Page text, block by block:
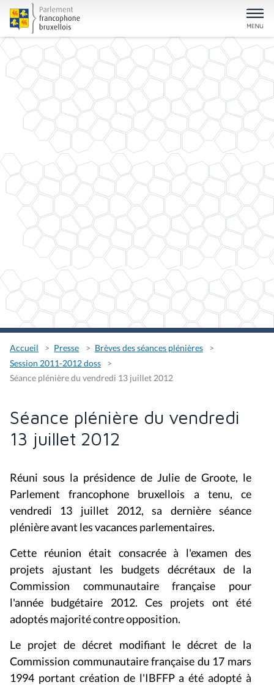
Accueil Presse
Brèves des séances plénières
Session 2011-2012 doss
Séance plénière du vendredi 13 juillet 2012
Séance plénière du vendredi
13 juillet 2012
Réuni sous la présidence de Julie de Groote, le
Parlement francophone bruxellois a tenu, ce
vendredi 13 juillet 2012, sa dernière séance
plénière avant les vacances parlementaires.
Cette réunion était consacrée à l'examen des
projets ajustant les budgets décrétaux de la
Commission communautaire française pour
l'année budgétaire 2012. Ces projets ont été
adoptés majorité contre opposition.
Le projet de décret modifiant le décret de la
Commission communautaire française du 17 mars
1994 portant création de l'IBFFP a été adopté à